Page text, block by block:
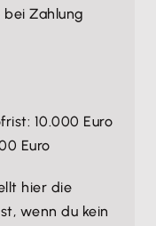
bei Zahlung
10.000 Euro
Euro
hier die
wenn du kein